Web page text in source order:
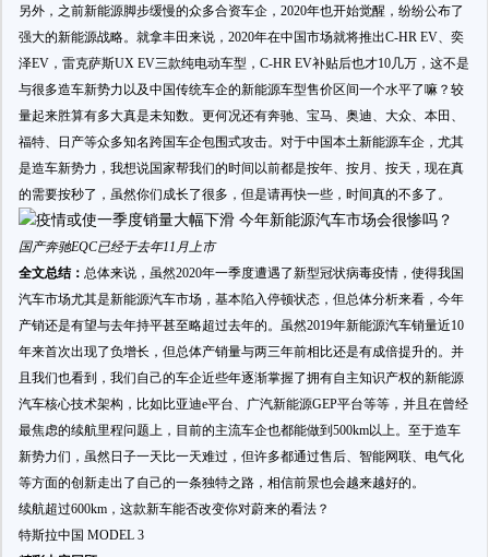
另外，之前新能源脚步缓慢的众多合资车企，2020年也开始觉醒，纷纷公布了
强大的新能源战略。就拿丰田来说，2020年在中国市场就将推出C-HR EV、奕
泽EV，雷克萨斯UX EV三款纯电动车型，C-HR EV补贴后也才10几万，这不是
与很多造车新势力以及中国传统车企的新能源车型售价区间一个水平了嘛？较
量起来胜算有多大真是未知数。更何况还有奔驰、宝马、奥迪、大众、本田、
福特、日产等众多知名跨国车企包围式攻击。对于中国本土新能源车企，尤其
是造车新势力，我想说国家帮我们的时间以前都是按年、按月、按天，现在真
的需要按秒了，虽然你们成长了很多，但是请再快一些，时间真的不多了。
国产奔驰EQC已经于去年11月上市
全文总结： 总体来说，虽然2020年一季度遭遇了新型冠状病毒疫情，使得我国
汽车市场尤其是新能源汽车市场，基本陷入停顿状态，但总体分析来看，今年
产销还是有望与去年持平甚至略超过去年的。虽然2019年新能源汽车销量近10
年来首次出现了负增长，但总体产销量与两三年前相比还是有成倍提升的。并
且我们也看到，我们自己的车企近些年逐渐掌握了拥有自主知识产权的新能源
汽车核心技术架构，比如比亚迪e平台、广汽新能源GEP平台等等，并且在曾经
最焦虑的续航里程问题上，目前的主流车企也都能做到500km以上。至于造车
新势力们，虽然日子一天比一天难过，但许多都通过售后、智能网联、电气化
等方面的创新走出了自己的一条独特之路，相信前景也会越来越好的。
续航超过600km，这款新车能否改变你对蔚来的看法？
特斯拉中国 MODEL 3